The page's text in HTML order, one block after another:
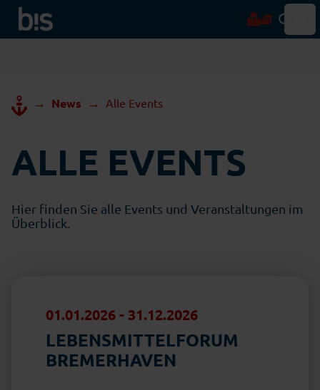
→ News → Alle Events
ALLE EVENTS
Hier finden Sie alle Events und Veranstaltungen im
Überblick.
01.01.2026- 31.12.2026
LEBENSMITTELFORUM
BREMERHAVEN